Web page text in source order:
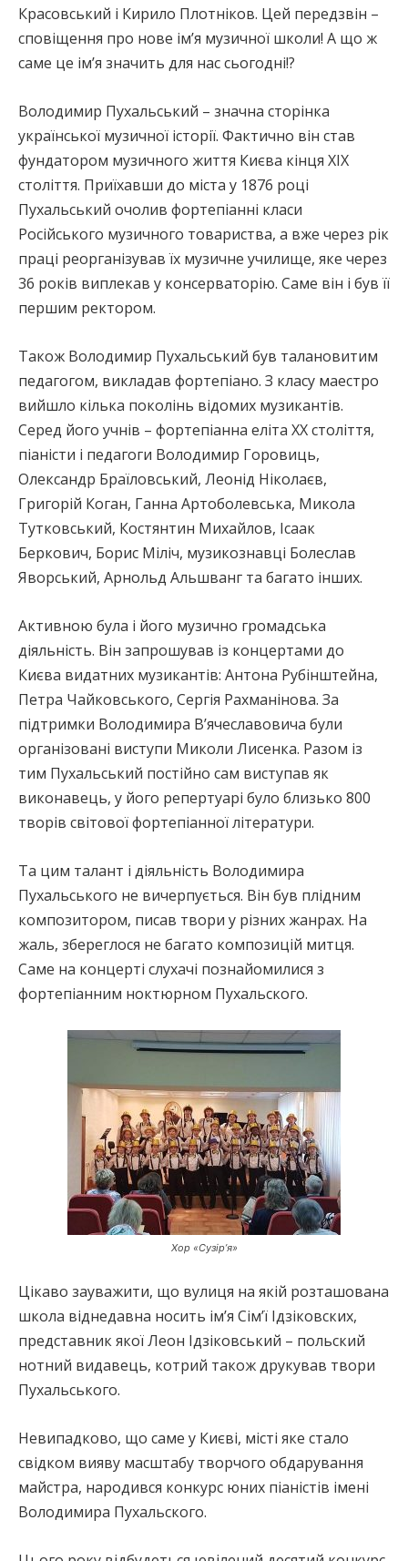
Красовський і Кирило Плотніков. Цей передзвін –
сповіщення про нове ім’я музичної школи! А що ж
саме це ім’я значить для нас сьогодні!?
Володимир Пухальський – значна сторінка
української музичної історії. Фактично він став
фундатором музичного життя Києва кінця ХІХ
століття. Приїхавши до міста у 1876 році
Пухальський очолив фортепіанні класи
Російського музичного товариства, а вже через рік
праці реорганізував їх музичне училище, яке через
36 років виплекав у консерваторію. Саме він і був її
першим ректором.
Також Володимир Пухальський був талановитим
педагогом, викладав фортепіано. З класу маестро
вийшло кілька поколінь відомих музикантів.
Серед його учнів – фортепіанна еліта ХХ століття,
піаністи і педагоги Володимир Горовиць,
Олександр Браїловський, Леонід Ніколаєв,
Григорій Коган, Ганна Артоболевська, Микола
Тутковський, Костянтин Михайлов, Ісаак
Беркович, Борис Міліч, музикознавці Болеслав
Яворський, Арнольд Альшванг та багато інших.
Активною була і його музично громадська
діяльність. Він запрошував із концертами до
Києва видатних музикантів: Антона Рубінштейна,
Петра Чайковського, Сергія Рахманінова. За
підтримки Володимира В’ячеславовича були
організовані виступи Миколи Лисенка. Разом із
тим Пухальський постійно сам виступав як
виконавець, у його репертуарі було близько 800
творів світової фортепіанної літератури.
Та цим талант і діяльність Володимира
Пухальського не вичерпується. Він був плідним
композитором, писав твори у різних жанрах. На
жаль, збереглося не багато композицій митця.
Саме на концерті слухачі познайомилися з
фортепіанним ноктюрном Пухальского.
Хор «Сузір’я»
Цікаво зауважити, що вулиця на якій розташована
школа віднедавна носить ім’я Сім’ї Ідзіковских,
представник якої Леон Ідзіковський – польский
нотний видавець, котрий також друкував твори
Пухальського.
Невипадково, що саме у Києві, місті яке стало
свідком вияву масштабу творчого обдарування
майстра, народився конкурс юних піаністів імені
Володимира Пухальского.